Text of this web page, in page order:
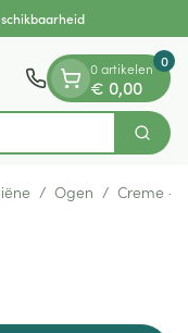
Zoek
0 artikelen
€ 0,00
0
/ Ogen / Creme -